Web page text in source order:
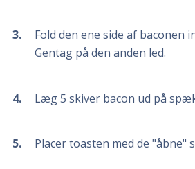
3
Fold den ene side af baconen
Gentag på den anden led.
4 Læg 5 skiver bacon ud på
5 Placer toasten med de